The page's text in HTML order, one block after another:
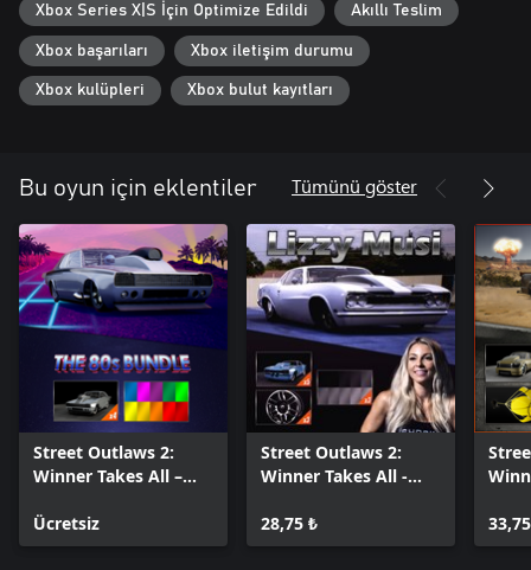
Xbox Series X|S İçin Optimize Edildi Akıllı Teslim
Xbox başarıları Xbox iletişim durumu
Xbox kulüpleri Xbox bulut kayıtları
Bu oyun için eklentiler Tümünü göster
Street Outlaws 2:
Winner Takes All –
Bundle
Ücretsiz
Street Outlaws 2:
Winner Takes All -
28,75 ₺